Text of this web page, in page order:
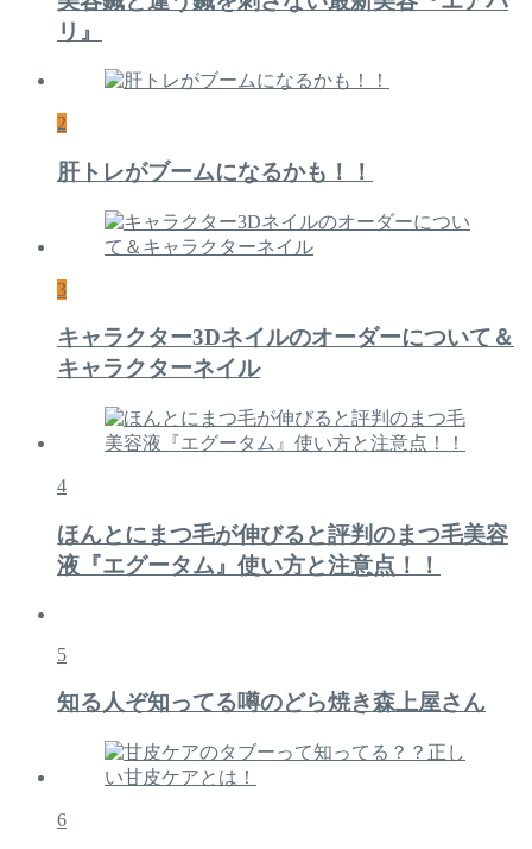
リ』
2
肝トレがブームになるかも！！
3
キャラクター3Dネイルのオーダーについて＆
キャラクターネイル
4
ほんとにまつ毛が伸びると評判のまつ毛美容
液『エグータム』使い方と注意点！！
5
知る人ぞ知ってる噂のどら焼き森上屋さん
6